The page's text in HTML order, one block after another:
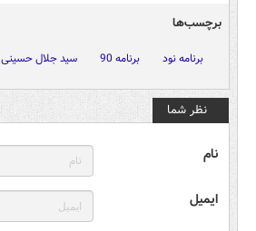
برچسب‌ها
برنامه نود برنامه 90 سید جلال حسینی
نظر شما
نام
ایمیل